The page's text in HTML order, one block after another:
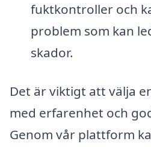
fuktkontroller och
problem som kan
skador.
Det är viktigt att välja
med erfarenhet och
Genom vår plattform